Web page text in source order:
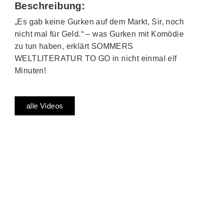
Beschreibung:
„Es gab keine Gurken auf dem Markt, Sir, noch
nicht mal für Geld.“ – was Gurken mit Komödie
zu tun haben, erklärt SOMMERS
WELTLITERATUR TO GO in nicht einmal elf
Minuten!
alle Videos